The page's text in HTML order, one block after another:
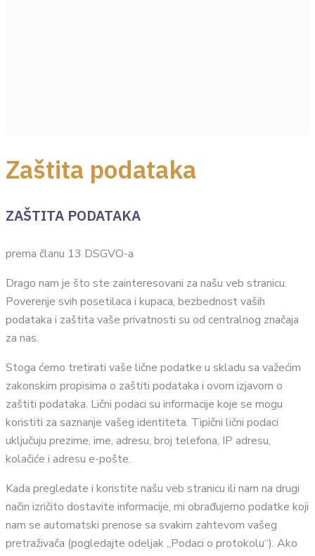
Zaštita podataka
ZAŠTITA PODATAKA
prema članu 13 DSGVO-a
Drago nam je što ste zainteresovani za našu veb stranicu.
Poverenje svih posetilaca i kupaca, bezbednost vaših
podataka i zaštita vaše privatnosti su od centralnog značaja
za nas.
Stoga ćemo tretirati vaše lične podatke u skladu sa važećim
zakonskim propisima o zaštiti podataka i ovom izjavom o
zaštiti podataka. Lični podaci su informacije koje se mogu
koristiti za saznanje vašeg identiteta. Tipični lični podaci
uključuju prezime, ime, adresu, broj telefona, IP adresu,
kolačiće i adresu e-pošte.
Kada pregledate i koristite našu veb stranicu ili nam na drugi
način izričito dostavite informacije, mi obrađujemo podatke koji
nam se automatski prenose sa svakim zahtevom vašeg
pretraživača (pogledajte odeljak „Podaci o protokolu“). Ako